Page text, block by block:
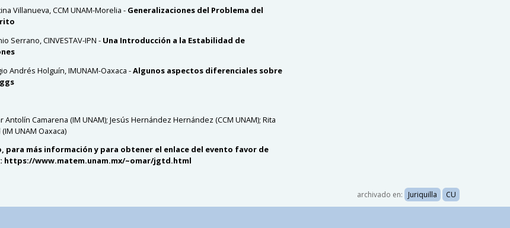
Villanueva, CCM UNAM-Morelia - Generalizaciones del Problema del
Serrano, CINVESTAV-IPN - Una Introducción a la Estabilidad de
Andrés Holguín, IMUNAM-Oaxaca -Algunos aspectos diferenciales sobre
Antolín Camarena (IM UNAM); Jesús Hernández Hernández (CCM UNAM); Rita
UNAM Oaxaca)
para más información y para obtener el enlace del evento favor de
https://www.matem.unam.mx/~omar/jgtd.html
archivado en: Juriquilla CU